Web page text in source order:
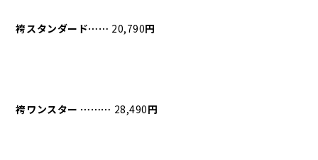
袴スタンダード⋯⋯ 20,790円
袴ワンスター ⋯⋯⋯ 28,490円